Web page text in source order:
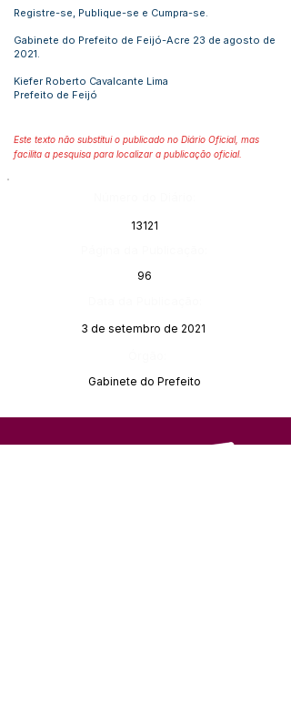
Registre-se, Publique-se e Cumpra-se.
Gabinete do Prefeito de Feijó-Acre 23 de agosto de
2021.
Kiefer Roberto Cavalcante Lima
Prefeito de Feijó
Este texto não substitui o publicado no Diário Oficial, mas
facilita a pesquisa para localizar a publicação oficial.
13121
96
3 de setembro de 2021
Gabinete do Prefeito